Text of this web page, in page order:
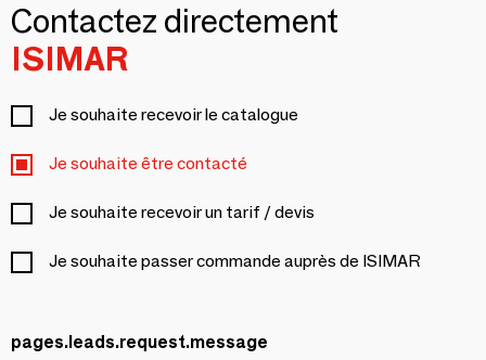
Contactez directement
ISIMAR
Je souhaite recevoir le catalogue
Je souhaite être contacté
Je souhaite recevoir un tarif / devis
Je souhaite passer commande auprès de ISIMAR
pages.leads.request.message